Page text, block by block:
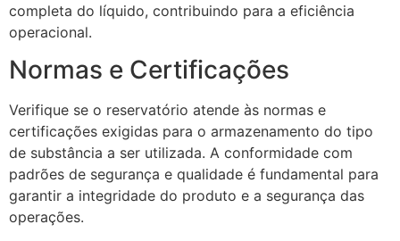
completa do líquido, contribuindo para a eficiência
operacional.
Normas e Certificações
Verifique se o reservatório atende às normas e
certificações exigidas para o armazenamento do tipo
de substância a ser utilizada. A conformidade com
padrões de segurança e qualidade é fundamental para
garantir a integridade do produto e a segurança das
operações.